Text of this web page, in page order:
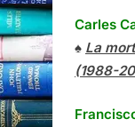
Carles
♠ La
(1988-